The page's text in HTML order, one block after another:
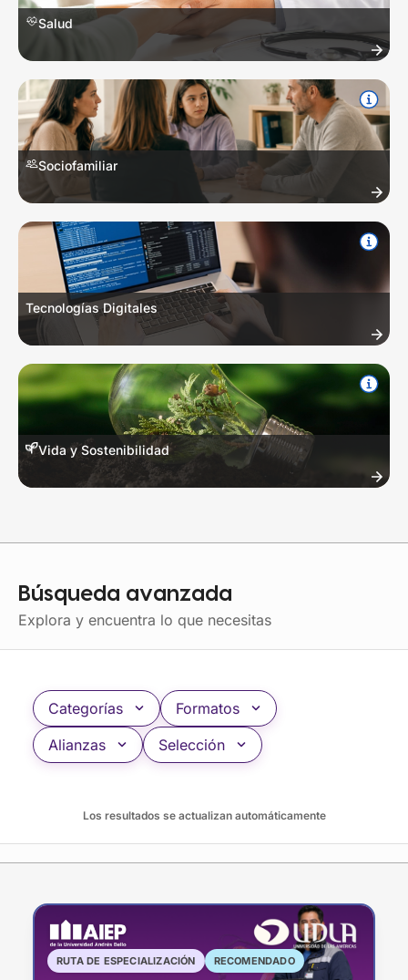
Salud
Anatomía básica, primeros auxilios, nutrición, prevención y cuidado de
la salud mental.
Sociofamiliar
Relaciones familiares, pautas de crianza, desarrollo comunitario y
bienestar en el hogar.
Tecnologías Digitales
Programación, ciberseguridad, infraestructura TI, inteligencia artificial
y alfabetización digital.
Vida y Sostenibilidad
Búsqueda avanzada
Explora y encuentra lo que necesitas
Categorías
Formatos
Alianzas
Selección
Los resultados se actualizan automáticamente
RUTA DE ESPECIALIZACIÓN RECOMENDADO
Automatización, Eficiencia Industrial
y Lean Manufacturing